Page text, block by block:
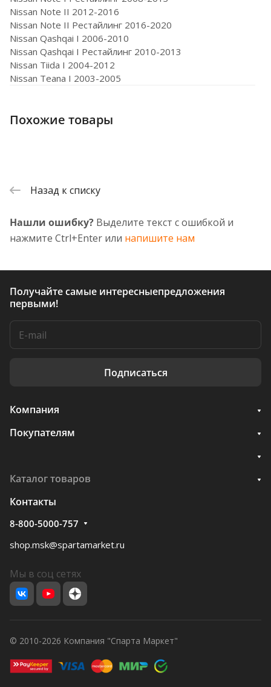
Nissan Note II 2012-2016
Nissan Note II Рестайлинг 2016-2020
Nissan Qashqai I 2006-2010
Nissan Qashqai I Рестайлинг 2010-2013
Nissan Tiida I 2004-2012
Nissan Teana I 2003-2005
Похожие товары
Назад к списку
Нашли ошибку? Выделите текст с ошибкой и
нажмите Ctrl+Enter или напишите нам
Получайте самые интересныепредложения
первыми!
Подписаться
Компания
Покупателям
Каталог товаров
Контакты
8-800-5000-757
shop.msk@spartamarket.ru
Мы в соц сетях
© 2010-2026 Компания "Спарта Маркет"